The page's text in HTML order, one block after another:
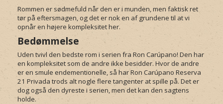
Rommen er sødmefuld når den er i munden, men faktisk ret
tør på eftersmagen, og det er nok en af grundene til at vi
opnår en højere kompleksitet her.
Bedømmelse
Uden tvivl den bedste rom i serien fra Ron Carúpano! Den har
en kompleksitet som de andre ikke besidder. Hvor de andre
er en smule endementionelle, så har Ron Carúpano Reserva
21 Privada trods alt nogle flere tangenter at spille på. Det er
dog også den dyreste i serien, men det kan den sagtens
holde.